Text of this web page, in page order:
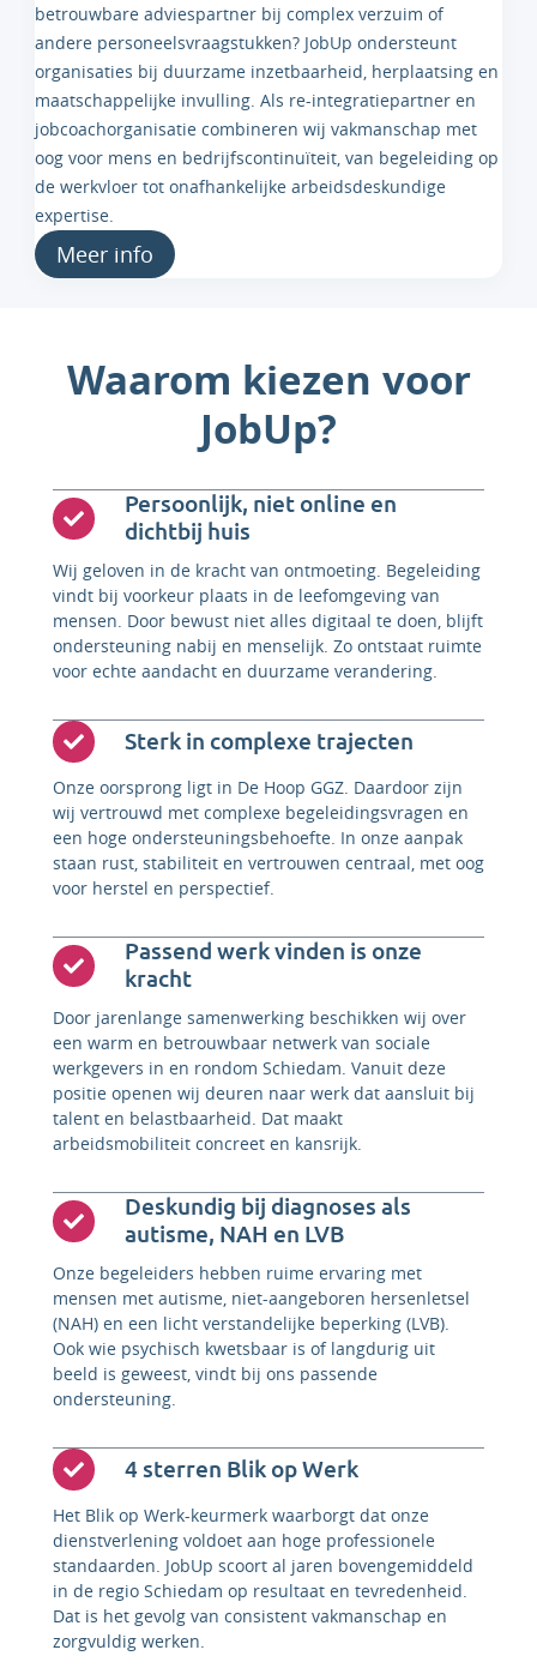
betrouwbare adviespartner bij complex verzuim of
andere personeelsvraagstukken? JobUp ondersteunt
organisaties bij duurzame inzetbaarheid, herplaatsing en
maatschappelijke invulling. Als re-integratiepartner en
jobcoachorganisatie combineren wij vakmanschap met
oog voor mens en bedrijfscontinuïteit, van begeleiding op
de werkvloer tot onafhankelijke arbeidsdeskundige
expertise.
Meer info
Waarom kiezen voor
JobUp?
Persoonlijk, niet online en
dichtbij huis
Wij geloven in de kracht van ontmoeting. Begeleiding
vindt bij voorkeur plaats in de leefomgeving van
mensen. Door bewust niet alles digitaal te doen, blijft
ondersteuning nabij en menselijk. Zo ontstaat ruimte
voor echte aandacht en duurzame verandering.
Sterk in complexe trajecten
Onze oorsprong ligt in De Hoop GGZ. Daardoor zijn
wij vertrouwd met complexe begeleidingsvragen en
een hoge ondersteuningsbehoefte. In onze aanpak
staan rust, stabiliteit en vertrouwen centraal, met oog
voor herstel en perspectief.
Passend werk vinden is onze
kracht
Door jarenlange samenwerking beschikken wij over
een warm en betrouwbaar netwerk van sociale
werkgevers in en rondom Schiedam. Vanuit deze
positie openen wij deuren naar werk dat aansluit bij
talent en belastbaarheid. Dat maakt
arbeidsmobiliteit concreet en kansrijk.
Deskundig bij diagnoses als
autisme, NAH en LVB
Onze begeleiders hebben ruime ervaring met
mensen met autisme, niet-aangeboren hersenletsel
(NAH) en een licht verstandelijke beperking (LVB).
Ook wie psychisch kwetsbaar is of langdurig uit
beeld is geweest, vindt bij ons passende
ondersteuning.
4 sterren Blik op Werk
Het Blik op Werk-keurmerk waarborgt dat onze
dienstverlening voldoet aan hoge professionele
standaarden. JobUp scoort al jaren bovengemiddeld
in de regio Schiedam op resultaat en tevredenheid.
Dat is het gevolg van consistent vakmanschap en
zorgvuldig werken.